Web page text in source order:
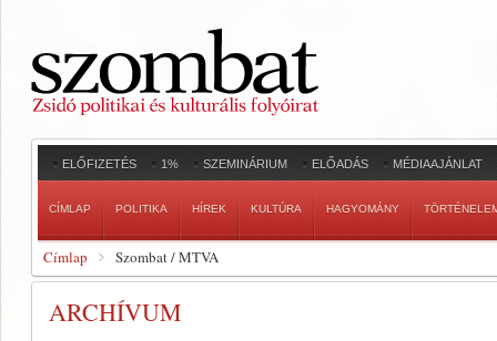
ELŐFIZETÉS 1% SZEMINÁRIUM ELŐADÁS MÉDIAAJÁNLAT
CÍMLAP POLITIKA HÍREK KULTÚRA HAGYOMÁNY
Címlap Szombat / MTVA
ARCHÍVUM